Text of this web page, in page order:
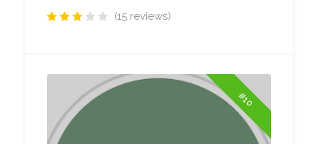
(15 reviews)
#10